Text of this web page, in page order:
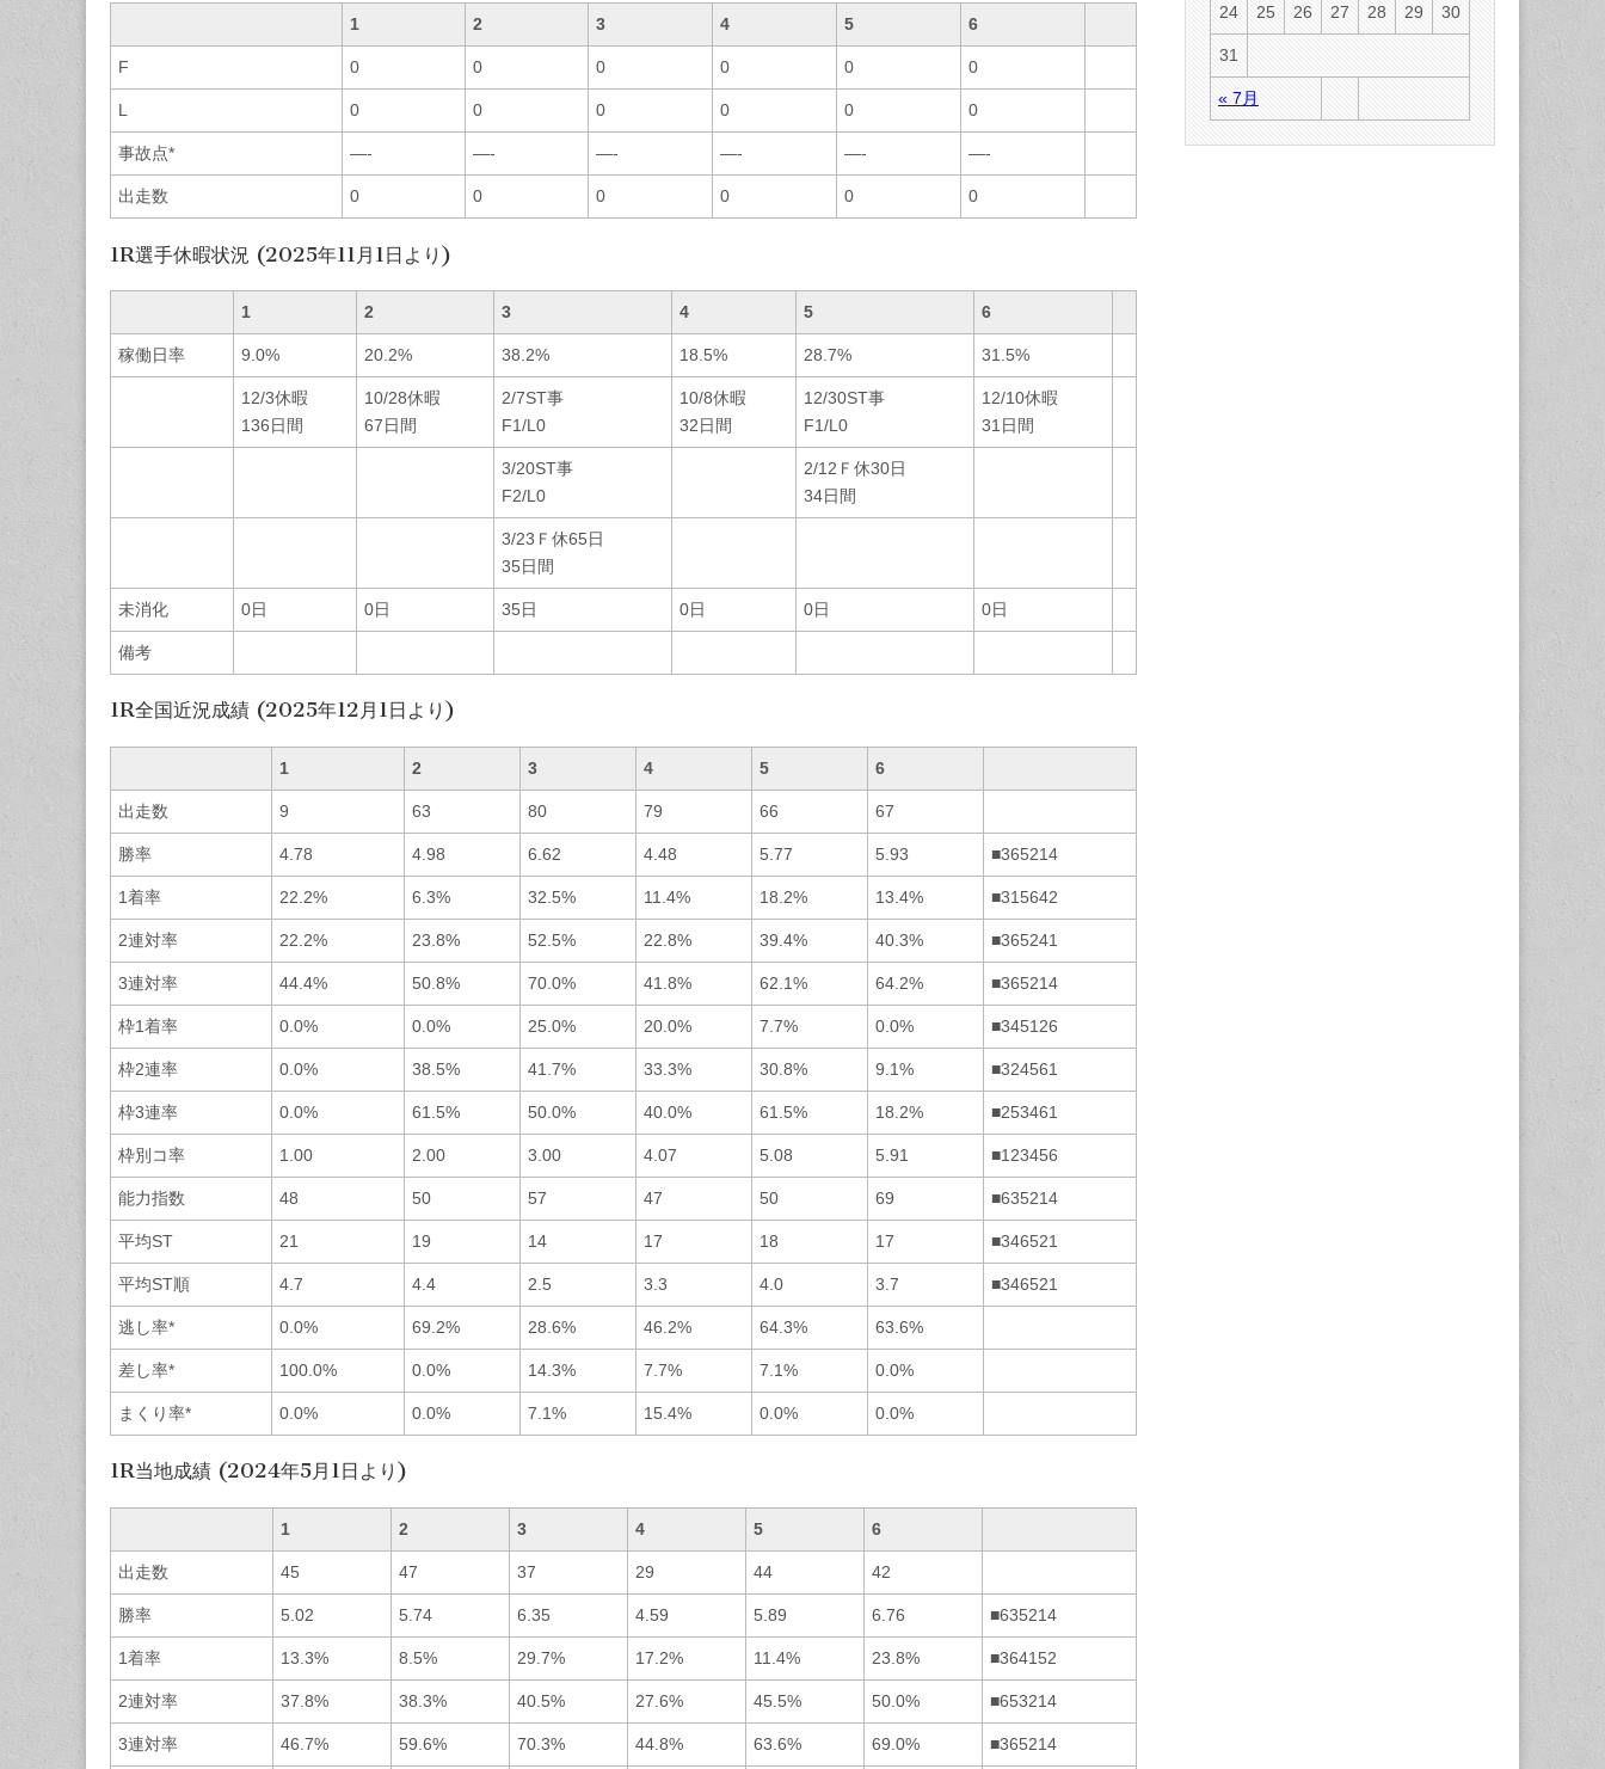
1 2 3 4 5 6
F 0 0 0 0 0 0
L 0 0 0 0 0 0
事故点* —- —- —- —- —- —-
出走数 0 0 0 0 0 0
1R選手休暇状況 (2025年11月1日より)
1 2 3 4 5 6
稼働日率 9.0% 20.2% 38.2% 18.5% 28.7% 31.5%
12/3休暇
136日間
10/28休暇
67日間
2/7ST事
F1/L0
10/8休暇
32日間
12/30ST事
F1/L0
12/10休暇
31日間
3/20ST事
F2/L0
2/12Ｆ休30日
34日間
3/23Ｆ休65日
35日間
未消化 0日 0日 35日 0日 0日 0日
備考
1R全国近況成績 (2025年12月1日より)
1 2 3 4 5 6
出走数 9 63 80 79 66 67
勝率 4.78 4.98 6.62 4.48 5.77 5.93 ■365214
1着率 22.2% 6.3% 32.5% 11.4% 18.2% 13.4% ■315642
2連対率 22.2% 23.8% 52.5% 22.8% 39.4% 40.3% ■365241
3連対率 44.4% 50.8% 70.0% 41.8% 62.1% 64.2% ■365214
枠1着率 0.0% 0.0% 25.0% 20.0% 7.7% 0.0% ■345126
枠2連率 0.0% 38.5% 41.7% 33.3% 30.8% 9.1% ■324561
枠3連率 0.0% 61.5% 50.0% 40.0% 61.5% 18.2% ■253461
枠別コ率 1.00 2.00 3.00 4.07 5.08 5.91 ■123456
能力指数 48 50 57 47 50 69 ■635214
平均ST 21 19 14 17 18 17 ■346521
平均ST順 4.7 4.4 2.5 3.3 4.0 3.7 ■346521
逃し率* 0.0% 69.2% 28.6% 46.2% 64.3% 63.6%
差し率* 100.0% 0.0% 14.3% 7.7% 7.1% 0.0%
まくり率* 0.0% 0.0% 7.1% 15.4% 0.0% 0.0%
1R当地成績 (2024年5月1日より)
1 2 3 4 5 6
出走数 45 47 37 29 44 42
勝率 5.02 5.74 6.35 4.59 5.89 6.76 ■635214
1着率 13.3% 8.5% 29.7% 17.2% 11.4% 23.8% ■364152
2連対率 37.8% 38.3% 40.5% 27.6% 45.5% 50.0% ■653214
3連対率 46.7% 59.6% 70.3% 44.8% 63.6% 69.0% ■365214
« 7月
24 25 26 27 28 29 30
31